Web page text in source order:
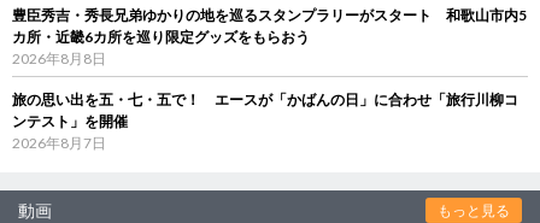
豊臣秀吉・秀長兄弟ゆかりの地を巡るスタンプラリーがスタート 和歌山市内5
カ所・近畿6カ所を巡り限定グッズをもらおう
2026年8月8日
旅の思い出を五・七・五で！ エースが「かばんの日」に合わせ「旅行川柳コ
ンテスト」を開催
2026年8月7日
動画 もっと見る